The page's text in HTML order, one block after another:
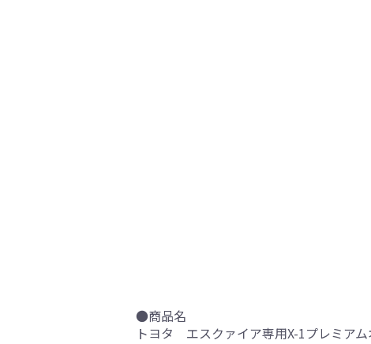
●商品名
トヨタ エスクァイア専用X-1プレミア